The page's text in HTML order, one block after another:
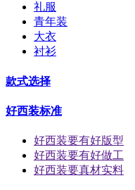
礼服
青年装
大衣
衬衫
款式选择
好西装标准
好西装要有好版型
好西装要有好做工
好西装要真材实料